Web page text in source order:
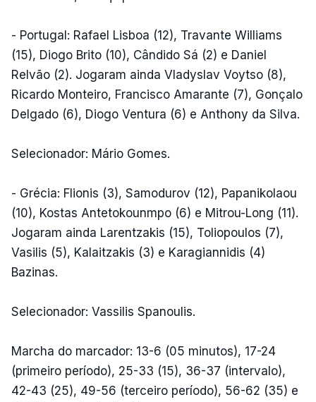
- Portugal: Rafael Lisboa (12), Travante Williams
(15), Diogo Brito (10), Cândido Sá (2) e Daniel
Relvão (2). Jogaram ainda Vladyslav Voytso (8),
Ricardo Monteiro, Francisco Amarante (7), Gonçalo
Delgado (6), Diogo Ventura (6) e Anthony da Silva.
Selecionador: Mário Gomes.
- Grécia: Flionis (3), Samodurov (12), Papanikolaou
(10), Kostas Antetokounmpo (6) e Mitrou-Long (11).
Jogaram ainda Larentzakis (15), Toliopoulos (7),
Vasilis (5), Kalaitzakis (3) e Karagiannidis (4)
Bazinas.
Selecionador: Vassilis Spanoulis.
Marcha do marcador: 13-6 (05 minutos), 17-24
(primeiro período), 25-33 (15), 36-37 (intervalo),
42-43 (25), 49-56 (terceiro período), 56-62 (35) e